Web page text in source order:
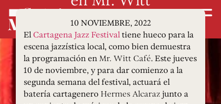
10 NOVIEMBRE, 2022
El Cartagena Jazz Festivaltiene hueco para la
escena jazzística local, como bien demuestra
la programación enMr. Witt Café. Este jueves
10 de noviembre, y para dar comienzo a la
segunda semana del festival, actuará el
batería cartagenero Hermes Alcaraz junto a